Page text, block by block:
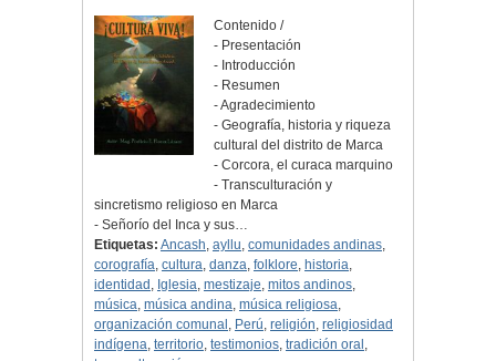
Contenido /
- Presentación
- Introducción
- Resumen
- Agradecimiento
- Geografía, historia y riqueza
cultural del distrito de Marca
- Corcora, el curaca marquino
- Transculturación y
sincretismo religioso en Marca
- Señorío del Inca y sus…
Etiquetas: Ancash, ayllu, comunidades andinas,
corografía, cultura, danza, folklore, historia,
identidad , Iglesia, mestizaje, mitos andinos,
música, música andina, música religiosa,
organización comunal , Perú, religión, religiosidad
indígena, territorio, testimonios, tradición oral ,